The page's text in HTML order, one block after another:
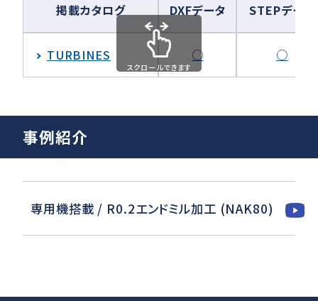
掲載カタログ DXFデータ STEPデータ
TURBINES ○ ○
スクロールできます
事例紹介
専用機搭載 / R0.2エンドミル加工 (NAK80)